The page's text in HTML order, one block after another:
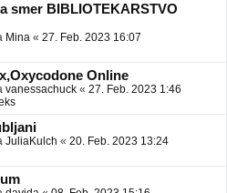
smer BIBLIOTEKARSTVO
Mina « 27. Feb. 2023 16:07
Online
vanessachuck « 27. Feb. 2023 1:46
JuliaKulch « 20. Feb. 2023 13:24